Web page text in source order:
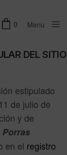
0 Menu
DEL SITIO
estipulado
de julio de
y de
Porras
en el registro